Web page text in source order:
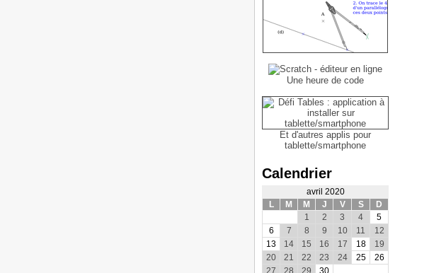
Une heure de code
Et d'autres applis pour
tablette/smartphone
Calendrier
avril 2020
L
M M J V S
D
1
2 3 4
5
6
7 8 9 10 11
12
13
14 15 16 17 18
19
20
21 22 23 24 25
26
27
28 29 30